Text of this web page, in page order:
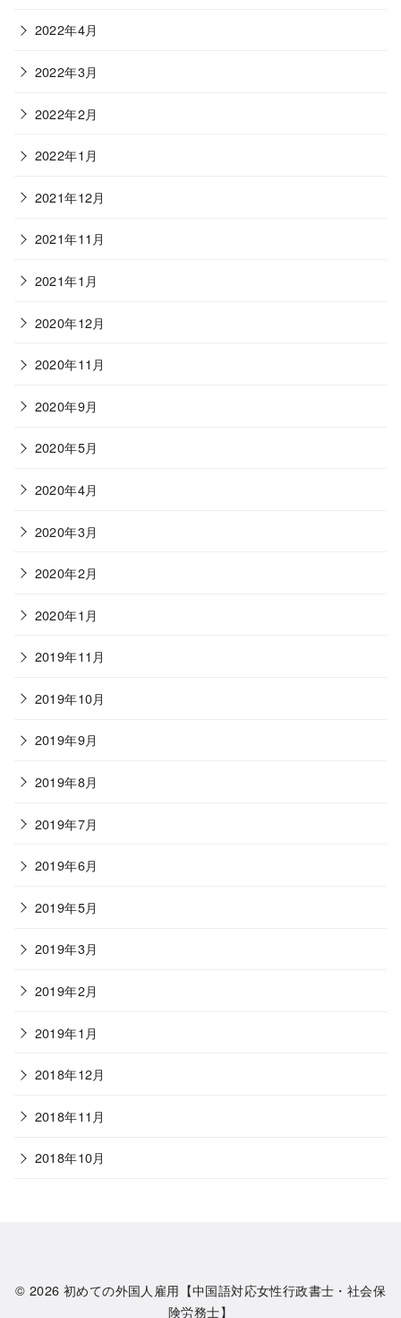
2022年4月
2022年3月
2022年2月
2022年1月
2021年12月
2021年11月
2021年1月
2020年12月
2020年11月
2020年9月
2020年5月
2020年4月
2020年3月
2020年2月
2020年1月
2019年11月
2019年10月
2019年9月
2019年8月
2019年7月
2019年6月
2019年5月
2019年3月
2019年2月
2019年1月
2018年12月
2018年11月
2018年10月
© 2026 初めての外国人雇用【中国語対応女性行政書士・社会保
険労務士】